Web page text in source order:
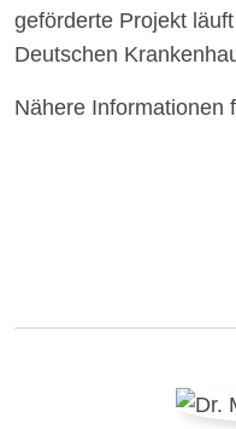
geförderte Projekt
Deutschen
Nähere Informationen